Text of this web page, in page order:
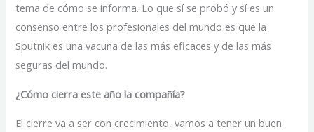
tema de cómo se informa. Lo que sí se probó y sí es un
consenso entre los profesionales del mundo es que la
Sputnik es una vacuna de las más eficaces y de las más
seguras del mundo.
¿Cómo cierra este año la compañía?
El cierre va a ser con crecimiento, vamos a tener un buen